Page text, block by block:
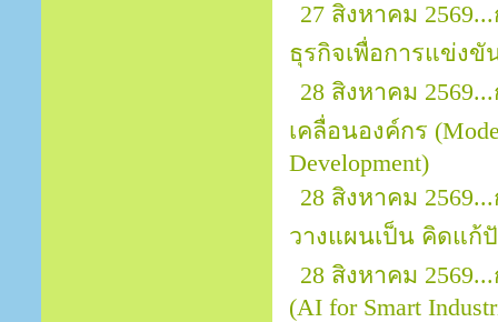
27 สิงหาคม
ธุรกิจเพื่อการแข่งขั
28 สิงหาคม
เคลื่อนองค์กร
Development)
28 สิงหาคม
วางแผนเป็น คิดแก้ปั
28 สิงหาคม
(AI for Smart